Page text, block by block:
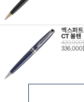
엑스퍼
CT 볼펜
420,000
336,000